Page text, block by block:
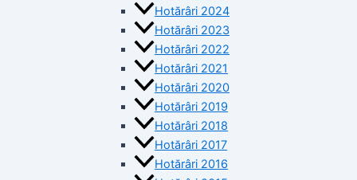
Hotărâri 2024
Hotărâri 2023
Hotărâri 2022
Hotărâri 2021
Hotărâri 2020
Hotărâri 2019
Hotărâri 2018
Hotărâri 2017
Hotărâri 2016